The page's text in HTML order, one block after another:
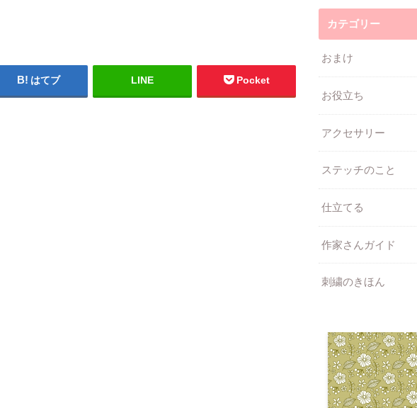
はてブ LINE Pocket
カテゴリー
おまけ
お役立ち
アクセサリー
ステッチのこと
仕立てる
作家さんガイド
刺繍のきほん